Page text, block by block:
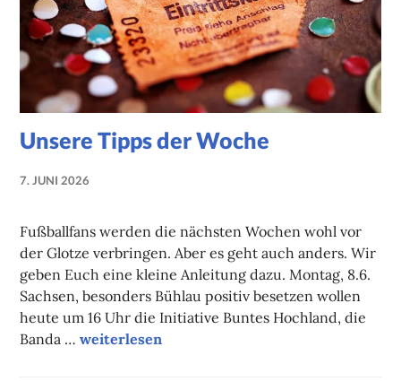
Unsere Tipps der Woche
7. JUNI 2026
Fußballfans werden die nächsten Wochen wohl vor
der Glotze verbringen. Aber es geht auch anders. Wir
geben Euch eine kleine Anleitung dazu. Montag, 8.6.
Sachsen, besonders Bühlau positiv besetzen wollen
heute um 16 Uhr die Initiative Buntes Hochland, die
Banda …Unsere Tipps der Woche
weiterlesen